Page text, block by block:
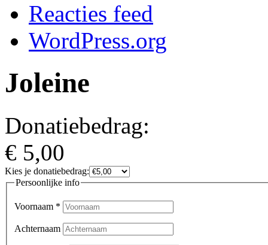
Reacties feed
WordPress.org
Joleine
Donatiebedrag:
€ 5,00
Kies je donatiebedrag:
Persoonlijke info
Voornaam *
Achternaam